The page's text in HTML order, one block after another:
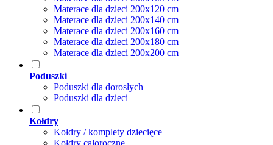
Materace dla dzieci 200x120 cm
Materace dla dzieci 200x140 cm
Materace dla dzieci 200x160 cm
Materace dla dzieci 200x180 cm
Materace dla dzieci 200x200 cm
Poduszki
Poduszki dla dorosłych
Poduszki dla dzieci
Kołdry
Kołdry / komplety dziecięce
Kołdry całoroczne